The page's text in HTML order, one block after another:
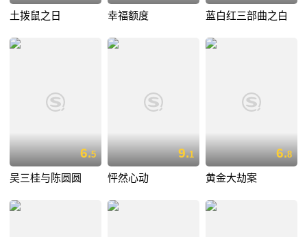
土拨鼠之日 幸福额度 蓝白红三部曲之白
6.5
吴三桂与陈圆圆
9.1
怦然心动
6.8
黄金大劫案